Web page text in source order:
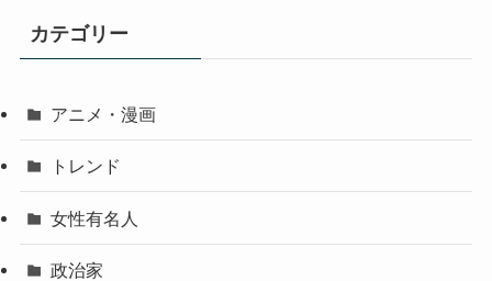
カテゴリー
アニメ・漫画
トレンド
女性有名人
政治家